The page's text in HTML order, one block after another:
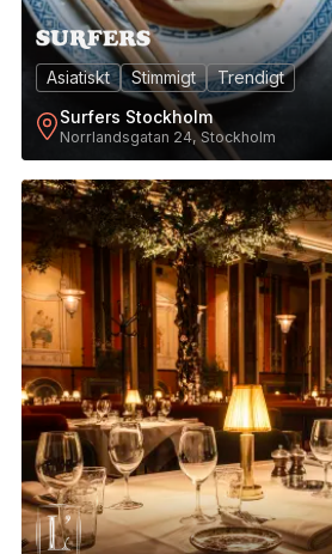
Asiatiskt Stimmigt
Trendigt
Surfers Stockholm
Norrlandsgatan 24, Stockholm